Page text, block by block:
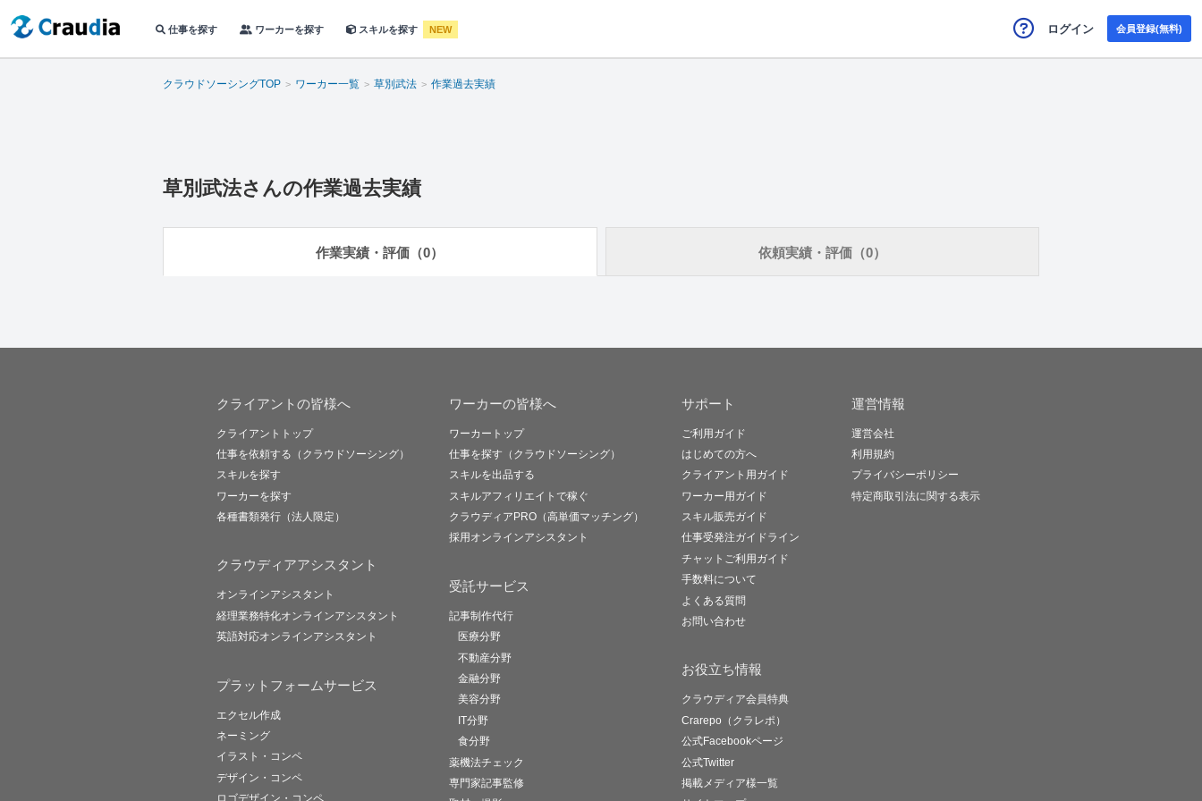
仕事を探す ワーカーを探す スキルを探す NEW ログイン 会員登録(無料)
クラウドソーシングTOP ワーカー一覧 草別武法 作業過去実績
草別武法さんの作業過去実績
作業実績・評価（0） 依頼実績・評価（0）
クライアントの皆様へ
クライアントトップ
仕事を依頼する（クラウドソーシング）
スキルを探す
ワーカーを探す
各種書類発行（法人限定）
クラウディアアシスタント
オンラインアシスタント
経理業務特化オンラインアシスタント
英語対応オンラインアシスタント
プラットフォームサービス
エクセル作成
ネーミング
イラスト・コンペ
デザイン・コンペ
ロゴデザイン・コンペ
ワーカーの皆様へ
ワーカートップ
仕事を探す（クラウドソーシング）
スキルを出品する
スキルアフィリエイトで稼ぐ
クラウディアPRO（高単価マッチング）
採用オンラインアシスタント
受託サービス
記事制作代行
医療分野
不動産分野
金融分野
美容分野
IT分野
食分野
薬機法チェック
専門家記事監修
サポート
ご利用ガイド
はじめての方へ
クライアント用ガイド
ワーカー用ガイド
スキル販売ガイド
仕事受発注ガイドライン
チャットご利用ガイド
手数料について
よくある質問
お問い合わせ
お役立ち情報
クラウディア会員特典
Crarepo（クラレポ）
公式Facebookページ
公式Twitter
掲載メディア様一覧
運営情報
運営会社
利用規約
プライバシーポリシー
特定商取引法に関する表示